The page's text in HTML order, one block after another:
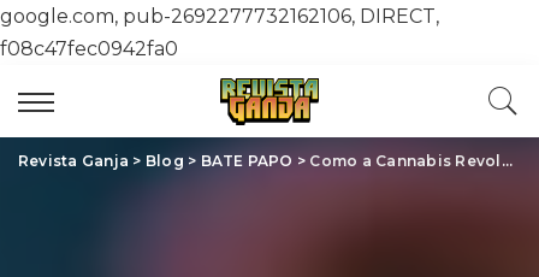
google.com, pub-2692277732162106, DIRECT,
f08c47fec0942fa0
Revista Ganja > Blog > BATE PAPO > Como a Cannabis Revoluciona o Alívio da Dor Crônica: Descubra o Potencial Terapêutico